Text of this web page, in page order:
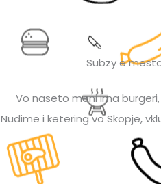
Subzy e
Vo naseto meni ima
Nudime i ketering vo Skopje,